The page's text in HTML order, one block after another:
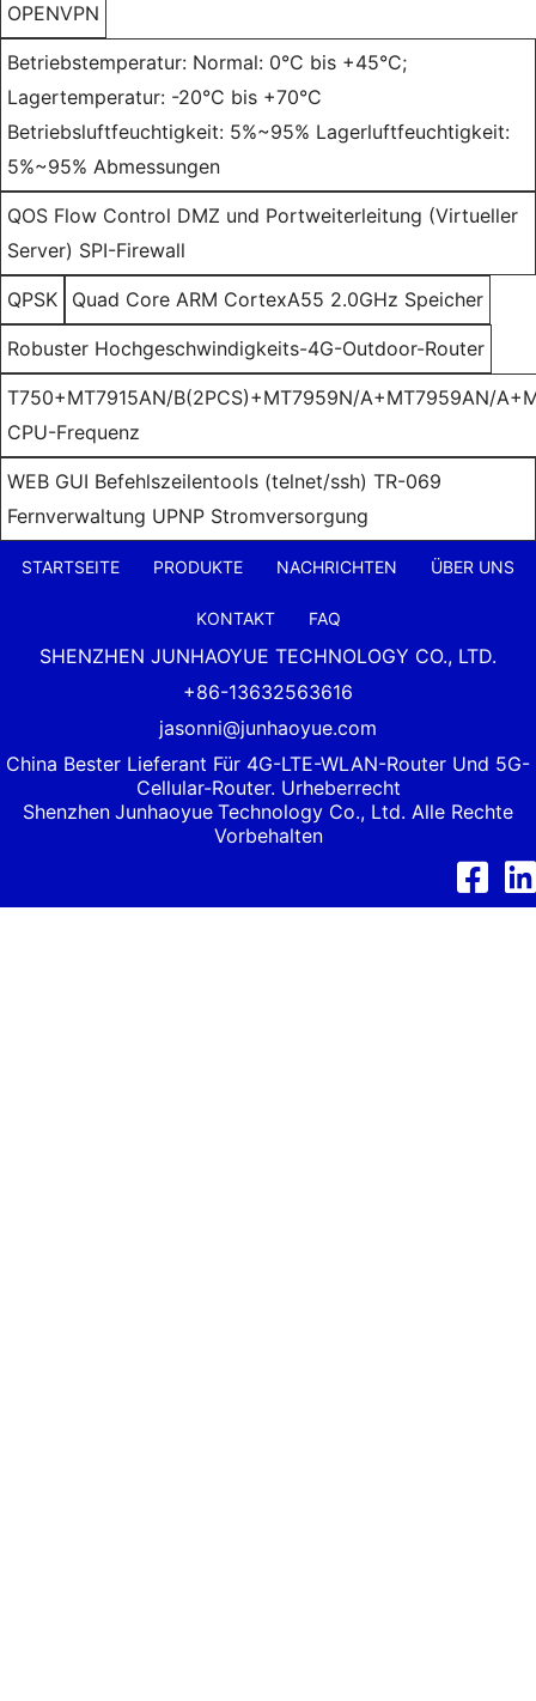
OPENVPN
Betriebstemperatur: Normal: 0°C bis +45°C;
Lagertemperatur: -20°C bis +70°C
Betriebsluftfeuchtigkeit: 5%~95% Lagerluftfeuchtigkeit:
5%~95% Abmessungen
QOS Flow Control DMZ und Portweiterleitung (Virtueller
Server) SPI-Firewall
QPSK Quad Core ARM CortexA55 2.0GHz Speicher
Robuster Hochgeschwindigkeits-4G-Outdoor-Router
T750+MT7915AN/B(2PCS)+MT7959N/A+MT7959AN/
CPU-Frequenz
WEB GUI Befehlszeilentools (telnet/ssh) TR-069
Fernverwaltung UPNP Stromversorgung
STARTSEITE PRODUKTE NACHRICHTEN ÜBER UNS
KONTAKT FAQ
SHENZHEN JUNHAOYUE TECHNOLOGY CO., LTD.
+86-13632563616
jasonni@junhaoyue.com
China Bester Lieferant Für 4G-LTE-WLAN-Router Und 5G-
Cellular-Router. Urheberrecht
Shenzhen Junhaoyue Technology Co., Ltd. Alle Rechte
Vorbehalten
Facebook